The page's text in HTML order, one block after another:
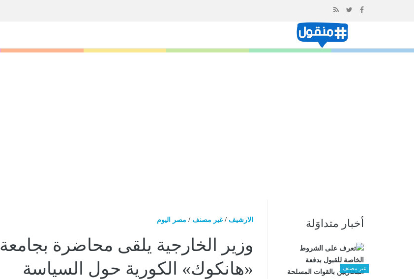
المحتوى
أخبار متداوَلة
غير مصنف
الارشيف /غير مصنف / مصر اليوم
وزير الخارجية يلقى محاضرة بجامعة
«هانكوك» الكورية حول السياسة